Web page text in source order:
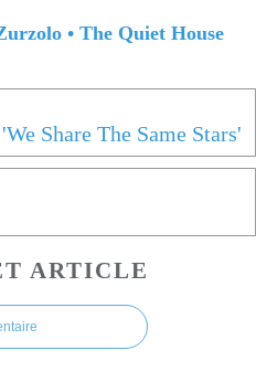
• The Quiet House
Share The Same Stars'
ARTICLE